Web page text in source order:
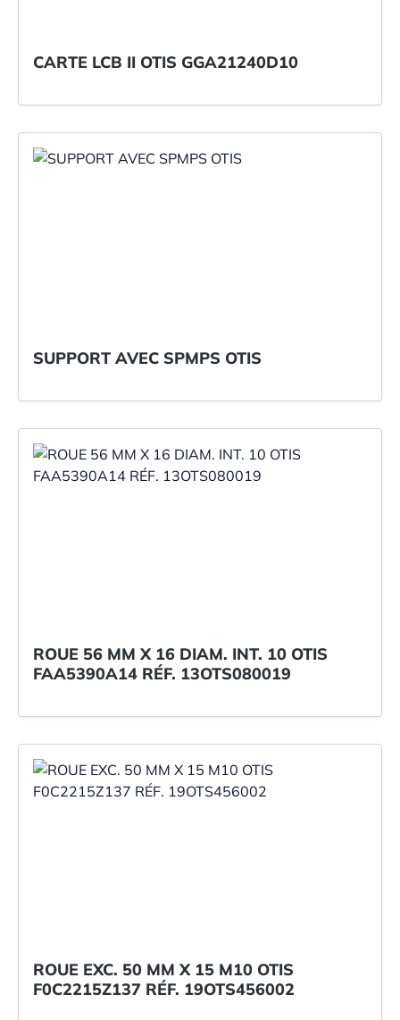
CARTE LCB II OTIS GGA21240D10
SUPPORT AVEC SPMPS OTIS
ROUE 56 MM X 16 DIAM. INT. 10 OTIS
FAA5390A14 RÉF. 13OTS080019
ROUE EXC. 50 MM X 15 M10 OTIS
F0C2215Z137 RÉF. 19OTS456002